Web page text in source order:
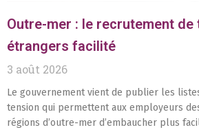
Outre-mer : le recrutement
étrangers facilité
3 août 2026
Le gouvernement vient de publier les
tension qui permettent aux employeurs
régions d’outre-mer d’embaucher plus